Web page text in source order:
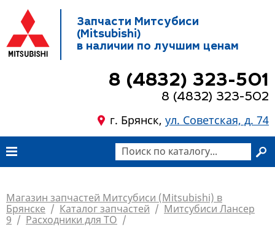
Запчасти Митсубиси
(Mitsubishi)
в наличии по лучшим ценам
8 (4832) 323-501
8 (4832) 323-502
г. Брянск, ул. Советская, д. 74
Магазин запчастей Митсубиси (Mitsubishi) в
Брянске / Каталог запчастей / Митсубиси Лансер
9 / Расходники для ТО /